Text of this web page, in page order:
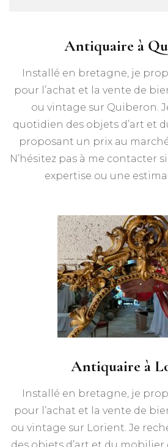
Antiquaire à
Installé en bretagne, je
pour l’achat et la vente de
ou vintage sur Quiberon.
quotidien des objets d’art et
proposant un prix au
N’hésitez pas à me contacter
expertise ou une
Antiquaire à
Installé en bretagne, je
pour l’achat et la vente de
ou vintage sur Lorient. Je